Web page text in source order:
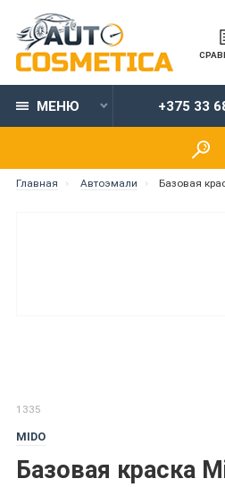
МЕНЮ +375 33
Главная Автоэмали Базовая
1335
MIDO
Базовая краска